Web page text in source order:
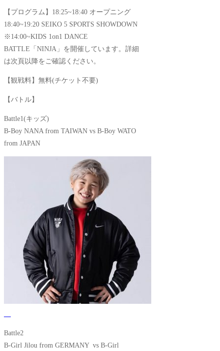
【プログラム】18:25~18:40 オープニング
18:40~19:20 SEIKO 5 SPORTS SHOWDOWN
※14:00~KIDS 1on1 DANCE
BATTLE「NINJA」を開催しています。詳細
は次頁以降をご確認ください。
【観戦料】無料(チケット不要)
【バトル】
Battle1(キッズ)
B-Boy NANA from TAIWAN vs B-Boy WATO
from JAPAN
Battle2
B-Girl Jilou from GERMANY vs B-Girl